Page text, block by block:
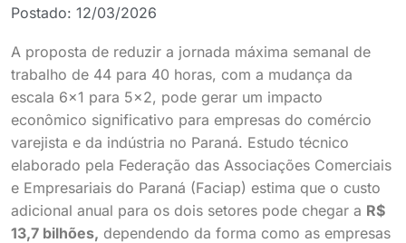
Postado: 12/03/2026
A proposta de reduzir a jornada máxima semanal de
trabalho de 44 para 40 horas, com a mudança da
escala 6×1 para 5×2, pode gerar um impacto
econômico significativo para empresas do comércio
varejista e da indústria no Paraná. Estudo técnico
elaborado pela Federação das Associações Comerciais
e Empresariais do Paraná (Faciap) estima que o custo
adicional anual para os dois setores pode chegar a R$
13,7 bilhões, dependendo da forma como as empresas